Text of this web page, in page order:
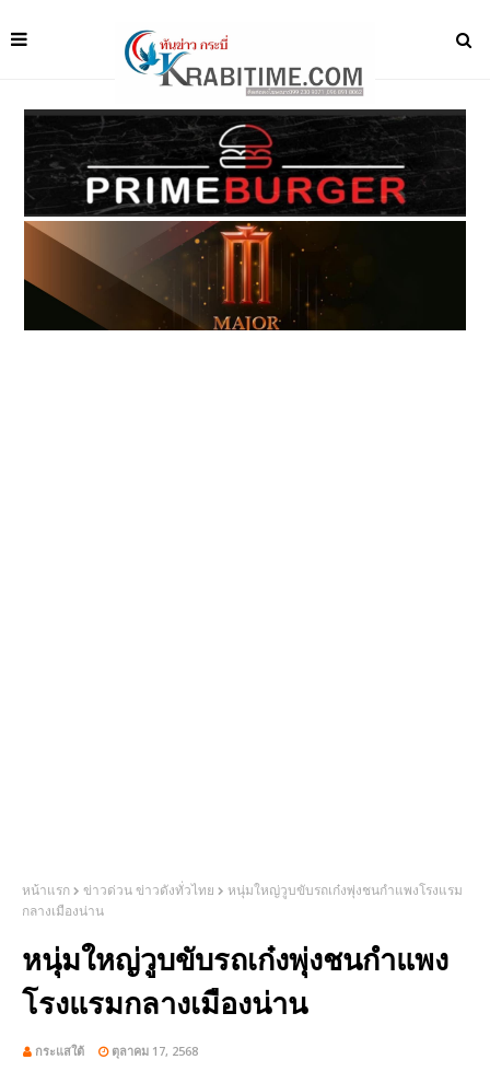
หน้าแรก ข่าวด่วน ข่าวดังทั่วไทย
หนุ่มใหญ่วูบขับรถเก๋งพุ่งชนกำแพงโรงแรม
กลางเมืองน่าน
หนุ่มใหญ่วูบขับรถเก๋งพุ่งชนกำแพง
โรงแรมกลางเมืองน่าน
กระแสใต้ ตุลาคม 17, 2568